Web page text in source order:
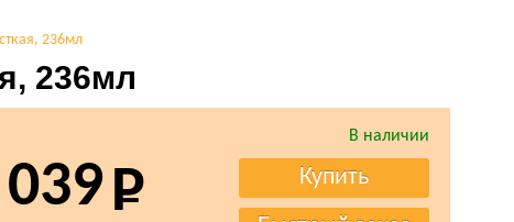
236мл
236мл
В наличии